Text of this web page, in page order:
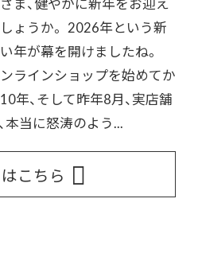
ょうか。 2026年という新
年が幕を開けましたね。
ラインショップを始めてか
年、そして昨年8月、実店舗
本当に怒涛のよう...
こちら